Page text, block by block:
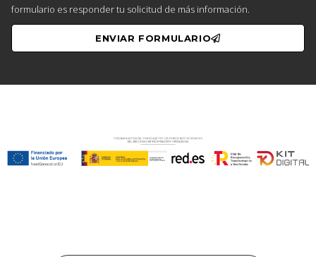
formulario es responder tu solicitud de más información.
ENVIAR FORMULARIO